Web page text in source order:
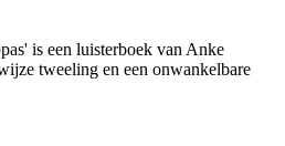
is een luisterboek van Anke
tweeling en een onwankelbare